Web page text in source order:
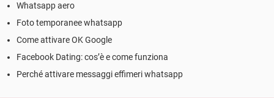
Whatsapp aero
Foto temporanee whatsapp
Come attivare OK Google
Facebook Dating: cos’è e come funziona
Perché attivare messaggi effimeri whatsapp